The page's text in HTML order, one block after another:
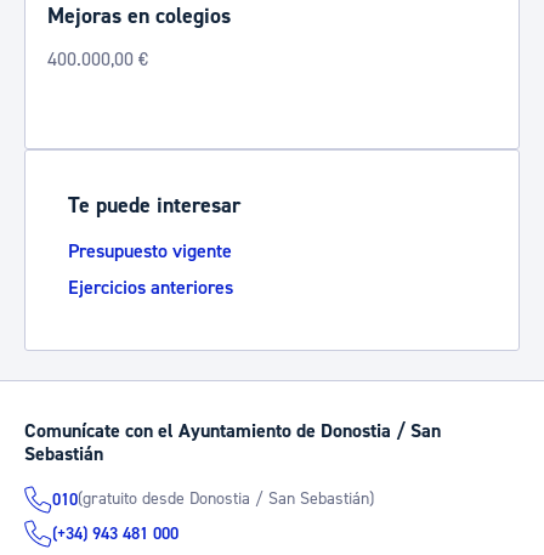
Mejoras en colegios
400.000,00 €
Te puede interesar
Presupuesto vigente
Ejercicios anteriores
Comunícate con el Ayuntamiento de Donostia / San
Sebastián
010(gratuito desde Donostia / San Sebastián)
(+34) 943 481 000